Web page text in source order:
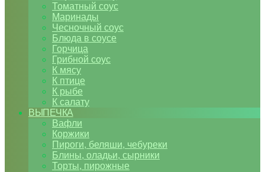
Томатный соус
Маринады
Чесночный соус
Блюда в соусе
Горчица
Грибной соус
К мясу
К птице
К рыбе
К салату
ВЫПЕЧКА
Вафли
Коржики
Пироги, беляши, чебуреки
Блины, оладьи, сырники
Торты, пирожные